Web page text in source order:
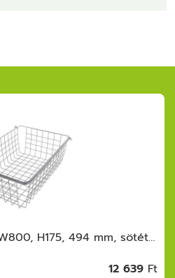
Riex VB63 drótkosár, W800, H175, 494 mm, sötétszürke
12 639 Ft